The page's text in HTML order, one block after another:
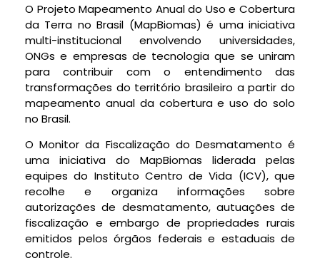
O Projeto Mapeamento Anual do Uso e Cobertura
da Terra no Brasil (MapBiomas) é uma iniciativa
multi-institucional envolvendo universidades,
ONGs e empresas de tecnologia que se uniram
para contribuir com o entendimento das
transformações do território brasileiro a partir do
mapeamento anual da cobertura e uso do solo
no Brasil.
O Monitor da Fiscalização do Desmatamento é
uma iniciativa do MapBiomas liderada pelas
equipes do Instituto Centro de Vida (ICV), que
recolhe e organiza informações sobre
autorizações de desmatamento, autuações de
fiscalização e embargo de propriedades rurais
emitidos pelos órgãos federais e estaduais de
controle.